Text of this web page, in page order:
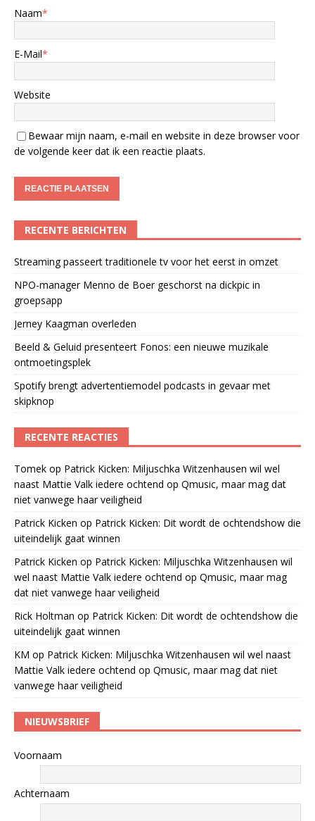
Naam*
E-Mail*
Website
Bewaar mijn naam, e-mail en website in deze browser voor
de volgende keer dat ik een reactie plaats.
RECENTE BERICHTEN
Streaming passeert traditionele tv voor het eerst in omzet
NPO-manager Menno de Boer geschorst na dickpic in
groepsapp
Jerney Kaagman overleden
Beeld & Geluid presenteert Fonos: een nieuwe muzikale
ontmoetingsplek
Spotify brengt advertentiemodel podcasts in gevaar met
skipknop
RECENTE REACTIES
Tomek op Patrick Kicken: Miljuschka Witzenhausen wil wel
naast Mattie Valk iedere ochtend op Qmusic, maar mag dat
niet vanwege haar veiligheid
Patrick Kicken op Patrick Kicken: Dit wordt de ochtendshow die
uiteindelijk gaat winnen
Patrick Kicken op Patrick Kicken: Miljuschka Witzenhausen wil
wel naast Mattie Valk iedere ochtend op Qmusic, maar mag
dat niet vanwege haar veiligheid
Rick Holtman op Patrick Kicken: Dit wordt de ochtendshow die
uiteindelijk gaat winnen
KM op Patrick Kicken: Miljuschka Witzenhausen wil wel naast
Mattie Valk iedere ochtend op Qmusic, maar mag dat niet
vanwege haar veiligheid
NIEUWSBRIEF
Voornaam
Achternaam